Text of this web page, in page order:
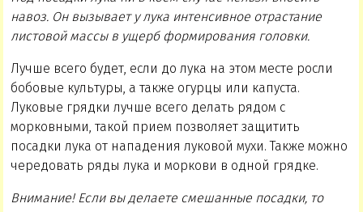
навоз. Он вызывает у лука интенсивное отрастание
листовой массы в ущерб формирования головки.
Лучше всего будет, если до лука на этом месте росли
бобовые культуры, а также огурцы или капуста.
Луковые грядки лучше всего делать рядом с
морковными, такой прием позволяет защитить
посадки лука от нападения луковой мухи. Также можно
чередовать ряды лука и моркови в одной грядке.
Внимание! Если вы делаете смешанные посадки, то